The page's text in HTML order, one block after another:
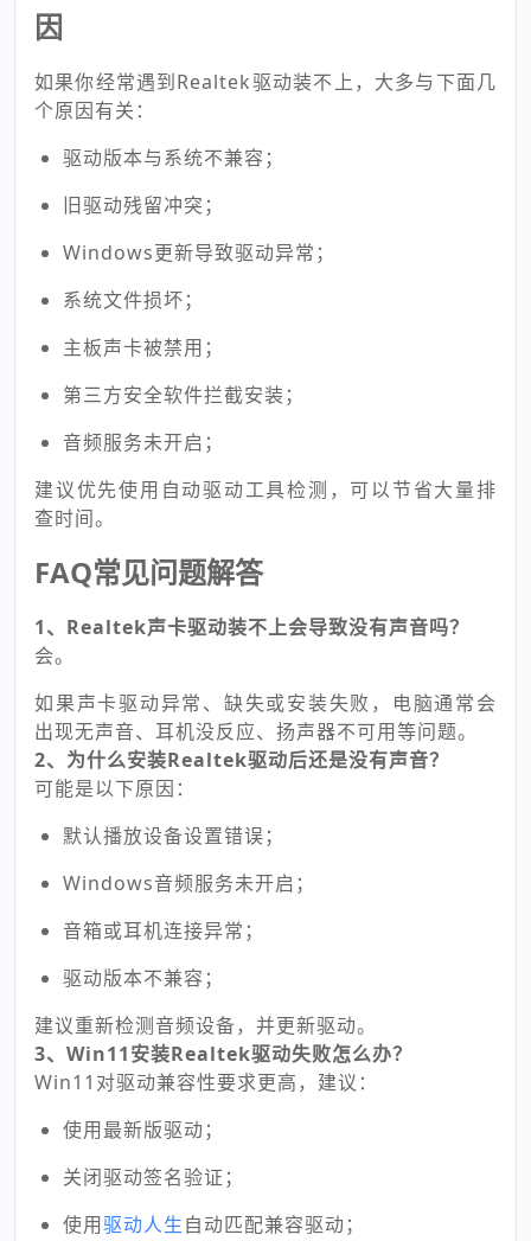
因
如果你经常遇到Realtek驱动装不上，大多与下面几
个原因有关：
驱动版本与系统不兼容；
旧驱动残留冲突；
Windows更新导致驱动异常；
系统文件损坏；
主板声卡被禁用；
第三方安全软件拦截安装；
音频服务未开启；
建议优先使用自动驱动工具检测，可以节省大量排
查时间。
FAQ常见问题解答
1、Realtek声卡驱动装不上会导致没有声音吗？
会。
如果声卡驱动异常、缺失或安装失败，电脑通常会
出现无声音、耳机没反应、扬声器不可用等问题。
2、为什么安装Realtek驱动后还是没有声音？
可能是以下原因：
默认播放设备设置错误；
Windows音频服务未开启；
音箱或耳机连接异常；
驱动版本不兼容；
建议重新检测音频设备，并更新驱动。
3、Win11安装Realtek驱动失败怎么办？
Win11对驱动兼容性要求更高，建议：
使用最新版驱动；
关闭驱动签名验证；
使用驱动人生自动匹配兼容驱动；